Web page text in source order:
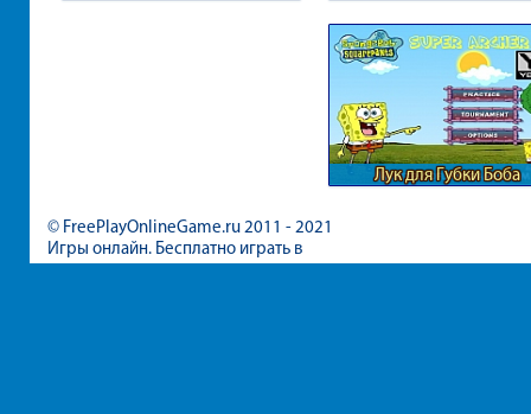
Лук для Губки Боба
© FreePlayOnlineGame.ru 2011 - 2021
Игры онлайн. Бесплатно играть в
игры для девочек и мальчиков